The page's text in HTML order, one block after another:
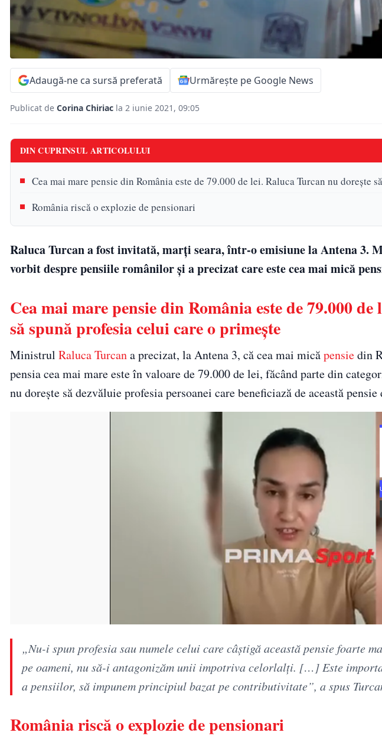
Adaugă-ne ca sursă preferată Urmărește pe Google News
Publicat de Corina Chiriac la 2 iunie 2021, 09:05
DIN CUPRINSUL ARTICOLULUI
Cea mai mare pensie din România este de 79.000 de lei. Raluca Turcan nu dorește
România riscă o explozie de pensionari
Raluca Turcan a fost invitată, marți seara, într-o emisiune la Antena 3.
vorbit despre pensiile românilor și a precizat care este cea mai mică
Cea mai mare pensie din România este de 79.000
să spună profesia celui care o primește
Ministrul Raluca Turcana precizat, la Antena 3, că cea mai micăpensiedin
pensia cea mai mare este în valoare de 79.000 de lei, făcând parte din
nu dorește să dezvăluie profesia persoanei care beneficiază de această
„Nu-i spun profesia sau numele celui care câștigă această pensie foarte
pe oameni, nu să-i antagonizăm unii impotriva celorlalți. […] Este
a pensiilor, să impunem principiul bazat pe contributivitate”, a spus
România riscă o explozie de pensionari